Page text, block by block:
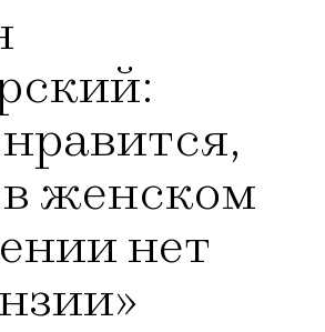
в женском
нет